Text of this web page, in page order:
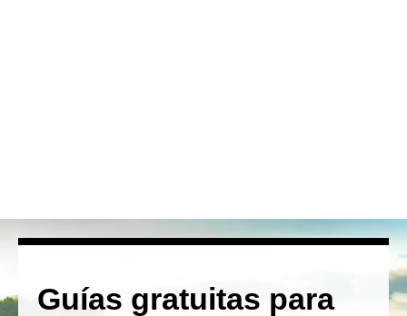
Guías gratuitas para